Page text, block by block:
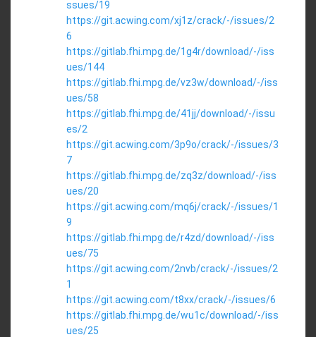
ssues/19
https://git.acwing.com/xj1z/crack/-/issues/2
6
https://gitlab.fhi.mpg.de/1g4r/download/-/iss
ues/144
https://gitlab.fhi.mpg.de/vz3w/download/-/iss
ues/58
https://gitlab.fhi.mpg.de/41jj/download/-/issu
es/2
https://git.acwing.com/3p9o/crack/-/issues/3
7
https://gitlab.fhi.mpg.de/zq3z/download/-/iss
ues/20
https://git.acwing.com/mq6j/crack/-/issues/1
9
https://gitlab.fhi.mpg.de/r4zd/download/-/iss
ues/75
https://git.acwing.com/2nvb/crack/-/issues/2
1
https://git.acwing.com/t8xx/crack/-/issues/6
https://gitlab.fhi.mpg.de/wu1c/download/-/iss
ues/25